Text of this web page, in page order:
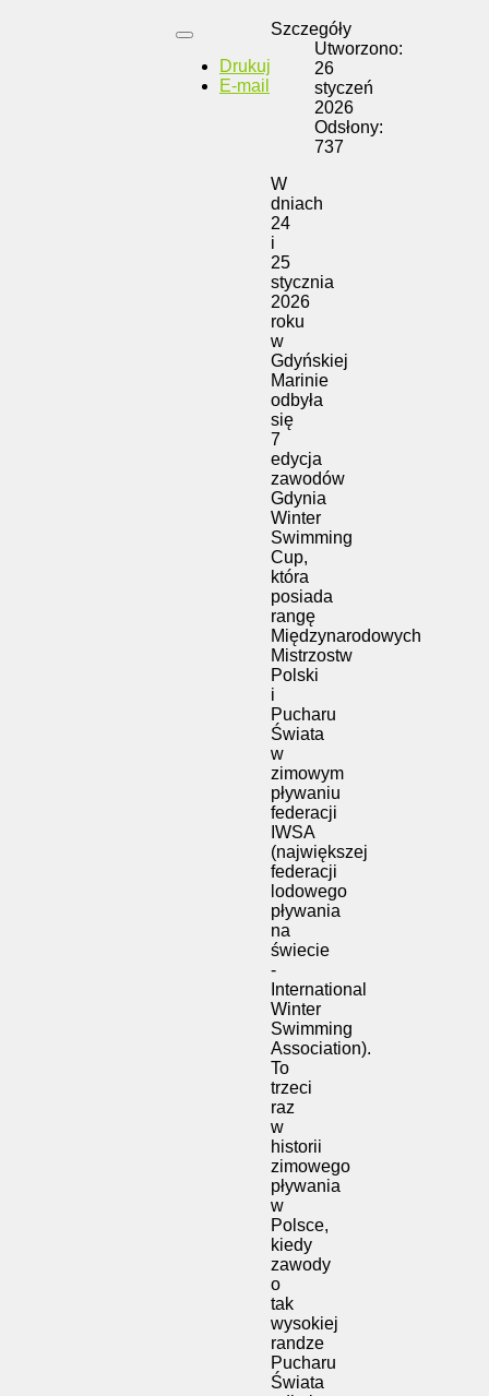
Drukuj
E-mail
Szczegóły
Utworzono:
26
styczeń
2026
Odsłony:
737
W
dniach
24
i
25
stycznia
2026
roku
w
Gdyńskiej
Marinie
odbyła
się
7
edycja
zawodów
Gdynia
Winter
Swimming
Cup,
która
posiada
rangę
Międzynarodowych
Mistrzostw
Polski
i
Pucharu
Świata
w
zimowym
pływaniu
federacji
IWSA
(największej
federacji
lodowego
pływania
na
świecie
-
International
Winter
Swimming
Association).
To
trzeci
raz
w
historii
zimowego
pływania
w
Polsce,
kiedy
zawody
o
tak
wysokiej
randze
Pucharu
Świata